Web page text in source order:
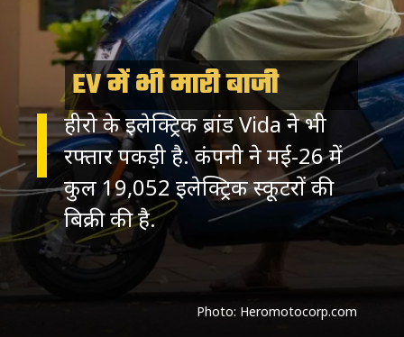
EV में भी मारी बाजी
हीरो के इलेक्ट्रिक ब्रांड Vida ने भी
रफ्तार पकड़ी है. कंपनी ने मई-26 में
कुल 19,052 इलेक्ट्रिक स्कूटरों की
बिक्री की है.
Photo: Heromotocorp.com